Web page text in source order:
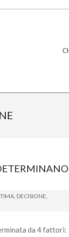
, DECISIONE,
da 4 fattori: